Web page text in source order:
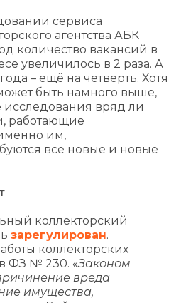
сервиса
агентства АБК
количество вакансий в
увеличилось в 2 раза. А
– ещё на четверть. Хотя
быть намного выше,
вряд ли
работающие
им,
всё новые и новые
коллекторский
зарегулирован.
коллекторских
в ФЗ № 230. «Законом
вреда
имущества,